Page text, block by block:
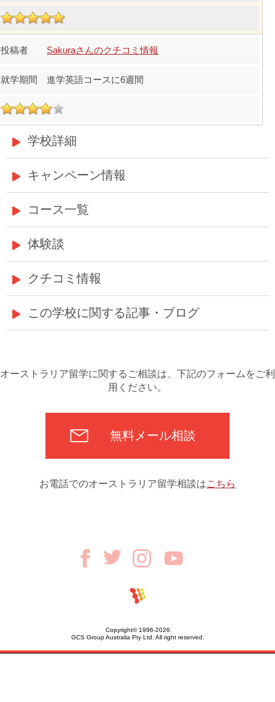
Sakuraさんのクチコミ情報
進学英語コースに6週間
学校詳細
キャンペーン情報
コース一覧
体験談
クチコミ情報
この学校に関する記事・ブログ
オーストラリア留学に関するご相談は、下記のフォームをご利
用ください。
無料メール相談
お電話でのオーストラリア留学相談はこちら
Copyright© 1996-2026
GCS Group Australia Pty Ltd. All right reserved.